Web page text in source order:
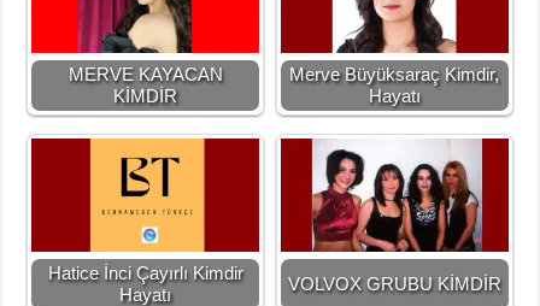
MERVE KAYACAN
KİMDİR
Merve Büyüksaraç Kimdir,
Hayatı
Hatice İnci Çayırlı Kimdir
Hayatı
VOLVOX GRUBU KİMDİR